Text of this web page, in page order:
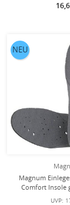
Magnum
Comfort Insole
UVP:
NEU